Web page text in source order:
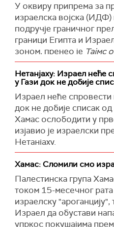
У оквиру припрема за
израелска војска (ИДФ)
подручје граничног
граници Египта и
зоном, пренео је Тајмс
Налог, који је
команде ИДФ, генерал-
Финкелман, важи до 26.
затворене војне зоне у
Мордечаи и Керем
најмање до 24.
Израелски цивили који
подручја или немају
моћи да уђу у
(Times of Israel)
Нетанјаху: Израел неће
у Гази док не добије
Израел неће спровести
док не добије списак
Хамас ослободити у
изјавио је израелски
Нетанјаху.
"Нећемо спровести
списак талаца који ће
је договорено. Израел
кршење споразума.
на Хамасу", навео је
пренео јеРојтерс.
Хамас: Сломили смо
Палестинска група
током 15-месечног
израелску
Израел да обустави
упркос покушајима